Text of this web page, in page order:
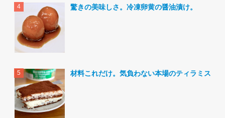
驚きの美味しさ。冷凍卵黄の醤油漬け。
材料これだけ。気負わない本場のティラミス。